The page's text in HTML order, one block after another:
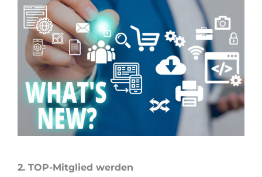
2. TOP-Mitglied werden